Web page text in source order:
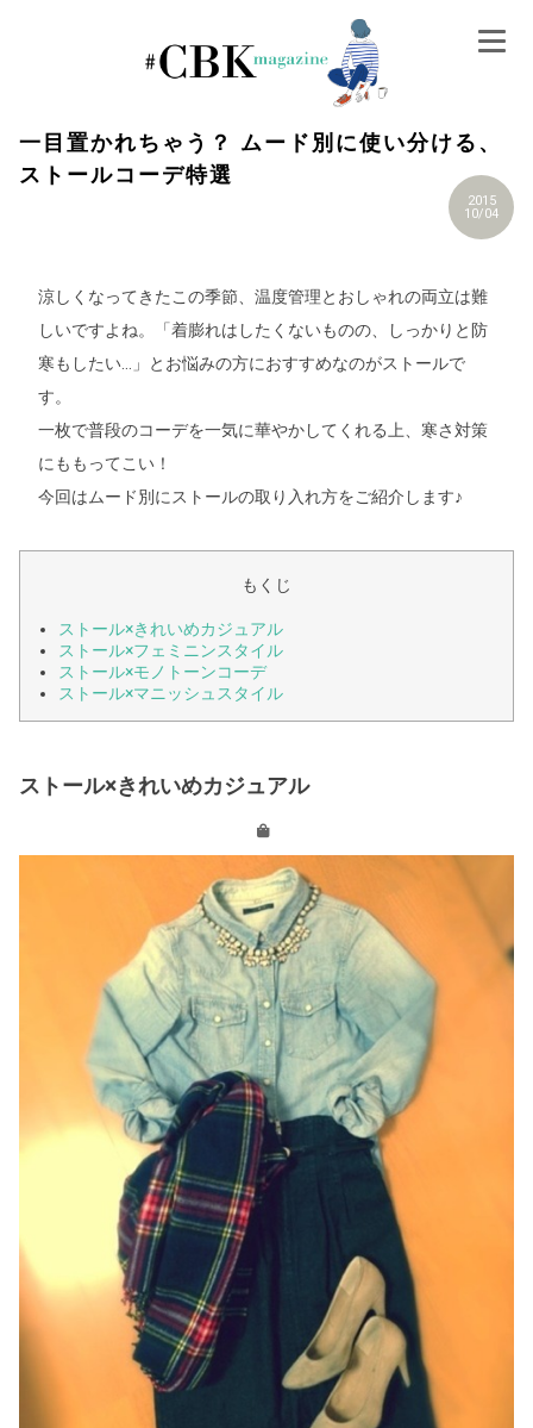
一目置かれちゃう？ ムード別に使い分ける、
ストールコーデ特選
2015
10/04
涼しくなってきたこの季節、温度管理とおしゃれの両立は難
しいですよね。「着膨れはしたくないものの、しっかりと防
寒もしたい…」とお悩みの方におすすめなのがストールで
す。
一枚で普段のコーデを一気に華やかしてくれる上、寒さ対策
にももってこい！
今回はムード別にストールの取り入れ方をご紹介します♪
もくじ
ストール×きれいめカジュアル
ストール×フェミニンスタイル
ストール×モノトーンコーデ
ストール×マニッシュスタイル
ストール×きれいめカジュアル